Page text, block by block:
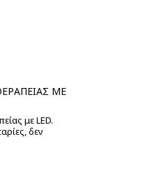
ΜΕ
με LED.
δεν